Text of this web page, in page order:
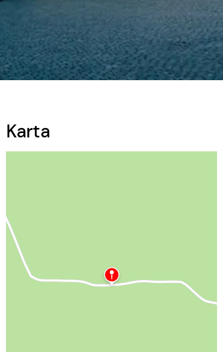
Karta